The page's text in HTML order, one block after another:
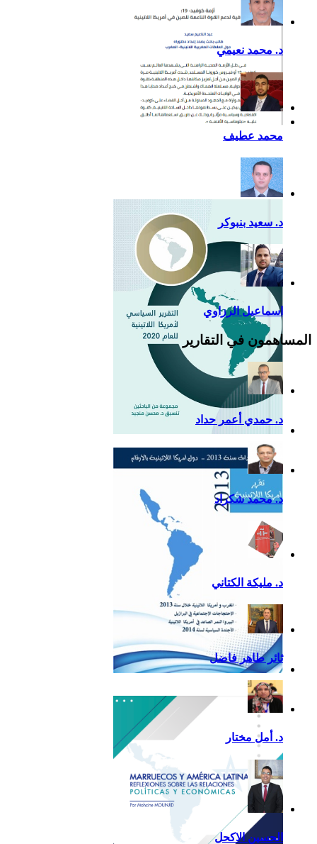
إضافية لدعم القوة الناعمة
للصين في أمريكا اللاتينية
التقرير السياسي لأمريكا
اللاتينية للعام 2020
تقرير أمريكا اللاتينية لسنة
2013
د. محمد نعيمي
محمد عطيف
د. سعيد بنبوكر
اسماعيل الرزاوي
المساهمون في التقارير
د. حمدي أعمر حداد
د. محمد شكراد
د. مليكة الكتاني
ثائر طاهر فاضل
د. أمل مختار
الحسين الاكحل